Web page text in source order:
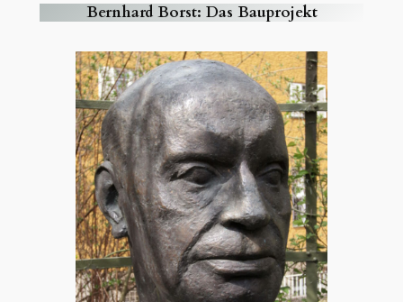
Bernhard Borst: Das Bauprojekt